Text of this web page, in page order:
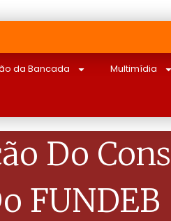
da Bancada Multimídia
Do
FUNDEB